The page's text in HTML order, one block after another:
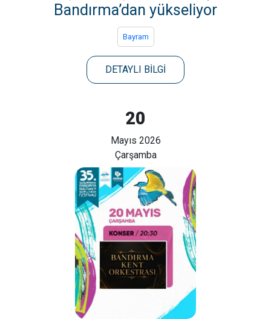
Bandırma’dan yükseliyor
Bayram
DETAYLI BİLGİ
20
Mayıs 2026
Çarşamba